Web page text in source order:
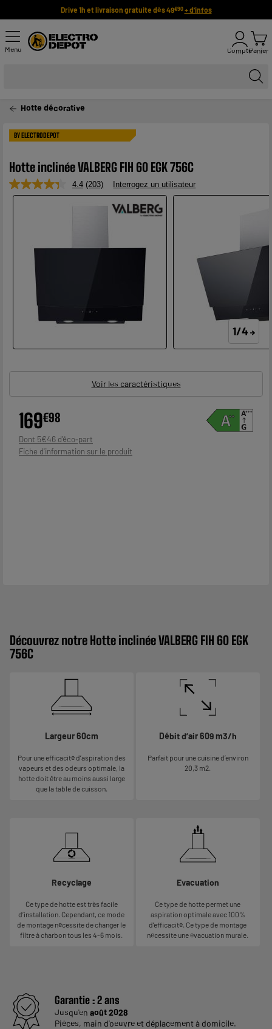
Drive 1h et livraison gratuite dès 49€90 + d'infos
Menu ComptePanier
Hotte décorative
BY ELECTRODEPOT
Hotte inclinée VALBERG FIH 60 EGK 756C
4.4 Lire
203
même
(203) Interrogez un utilisateur
1/4
Voir les caractéristiques
169€98
Dont 5€46
Fiche d'information sur le produit
Découvrez notre Hotte inclinée VALBERG FIH 60 EGK
756C
Largeur 60cm
Pour une efficacité d’aspiration des
vapeurs et des odeurs optimale, la
hotte doit être au moins aussi large
que la table de cuisson.
Débit d’air 609 m3/h
Parfait pour une cuisine d’environ
20,3 m2.
Recyclage
Ce type de hotte est très facile
d’installation. Cependant, ce mode
de montage nécessite de changer le
filtre à charbon tous les 4-6 mois.
Evacuation
Ce type de hotte permet une
aspiration optimale avec 100%
d’efficacité. Ce type de montage
nécessite une évacuation murale.
Garantie :2 ans
Jusqu'en août 2028
Pièces, main d'oeuvre et déplacement à domicile.